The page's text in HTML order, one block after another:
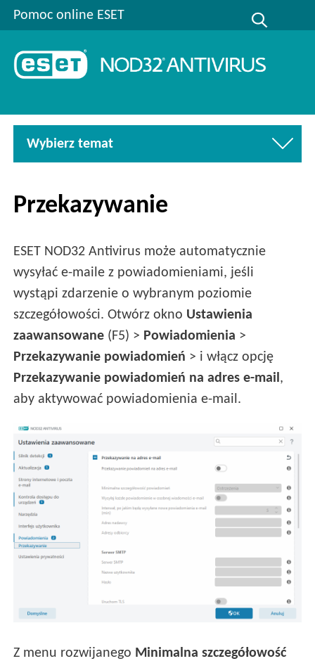
Pomoc online ESET
Wybierz temat
Przekazywanie
ESET NOD32 Antivirus może automatycznie
wysyłać e-maile z powiadomieniami, jeśli
wystąpi zdarzenie o wybranym poziomie
szczegółowości. Otwórz okno Ustawienia
zaawansowane (F5) > Powiadomienia >
Przekazywanie powiadomień > i włącz opcję
Przekazywanie powiadomień na adres e-mail,
aby aktywować powiadomienia e-mail.
Z menu rozwijanego Minimalna szczegółowość